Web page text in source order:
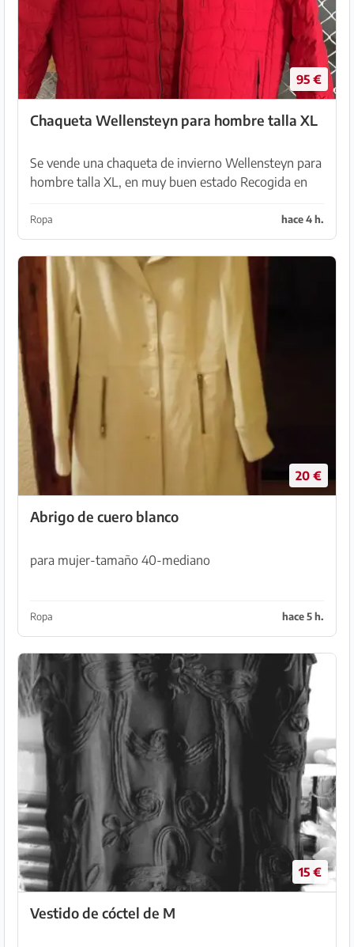
95 €
Chaqueta Wellensteyn para hombre talla XL
Se vende una chaqueta de invierno Wellensteyn para
hombre talla XL, en muy buen estado Recogida en
Ropa hace 4 h.
20 €
Abrigo de cuero blanco
para mujer-tamaño 40-mediano
Ropa hace 5 h.
15 €
Vestido de cóctel de M